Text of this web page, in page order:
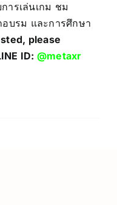
ารเล่นเกม ชม
บรม และการศึกษา
please
ID: @metaxr